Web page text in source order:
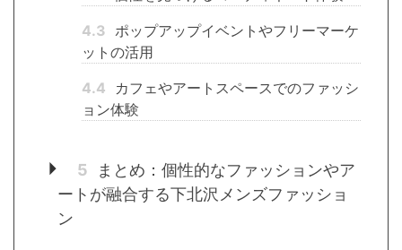
4.3 ポップアップイベントやフリーマーケ
ットの活用
4.4
カフェやアートスペースでのファッシ
ョン体験
5
まとめ：個性的なファッションやア
ートが融合する下北沢メンズファッショ
ン